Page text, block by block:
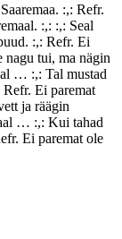
:,: Refr.
:,: :,: Seal
:,: Refr. Ei
tui, ma nägin
… :,: Tal mustad
Ei paremat
ja räägin
… :,: Kui tahad
Ei paremat ole